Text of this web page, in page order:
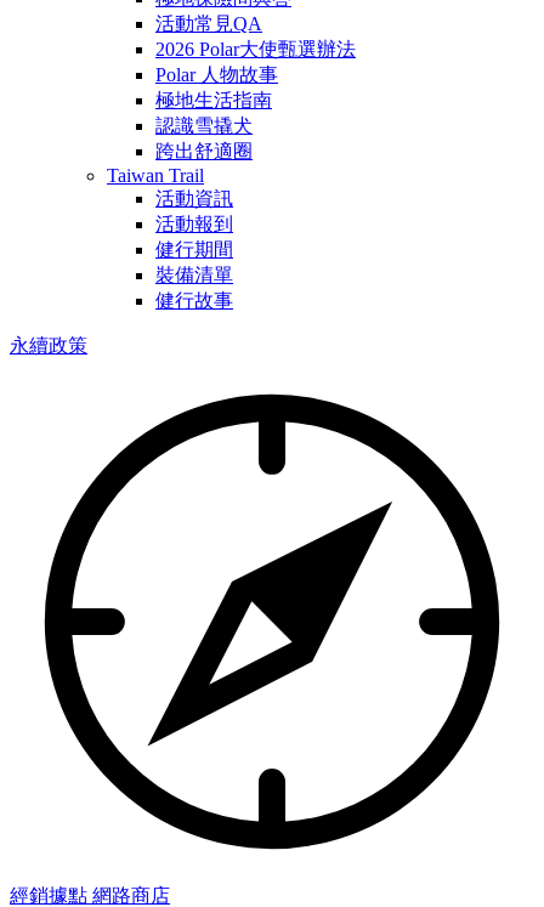
活動常見QA
2026 Polar大使甄選辦法
Polar 人物故事
極地生活指南
認識雪撬犬
跨出舒適圈
Taiwan Trail
活動資訊
活動報到
健行期間
裝備清單
健行故事
永續政策
經銷據點 網路商店